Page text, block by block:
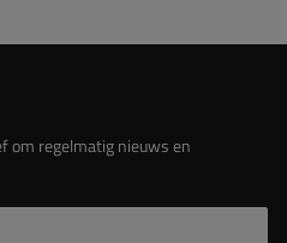
om regelmatig nieuws en